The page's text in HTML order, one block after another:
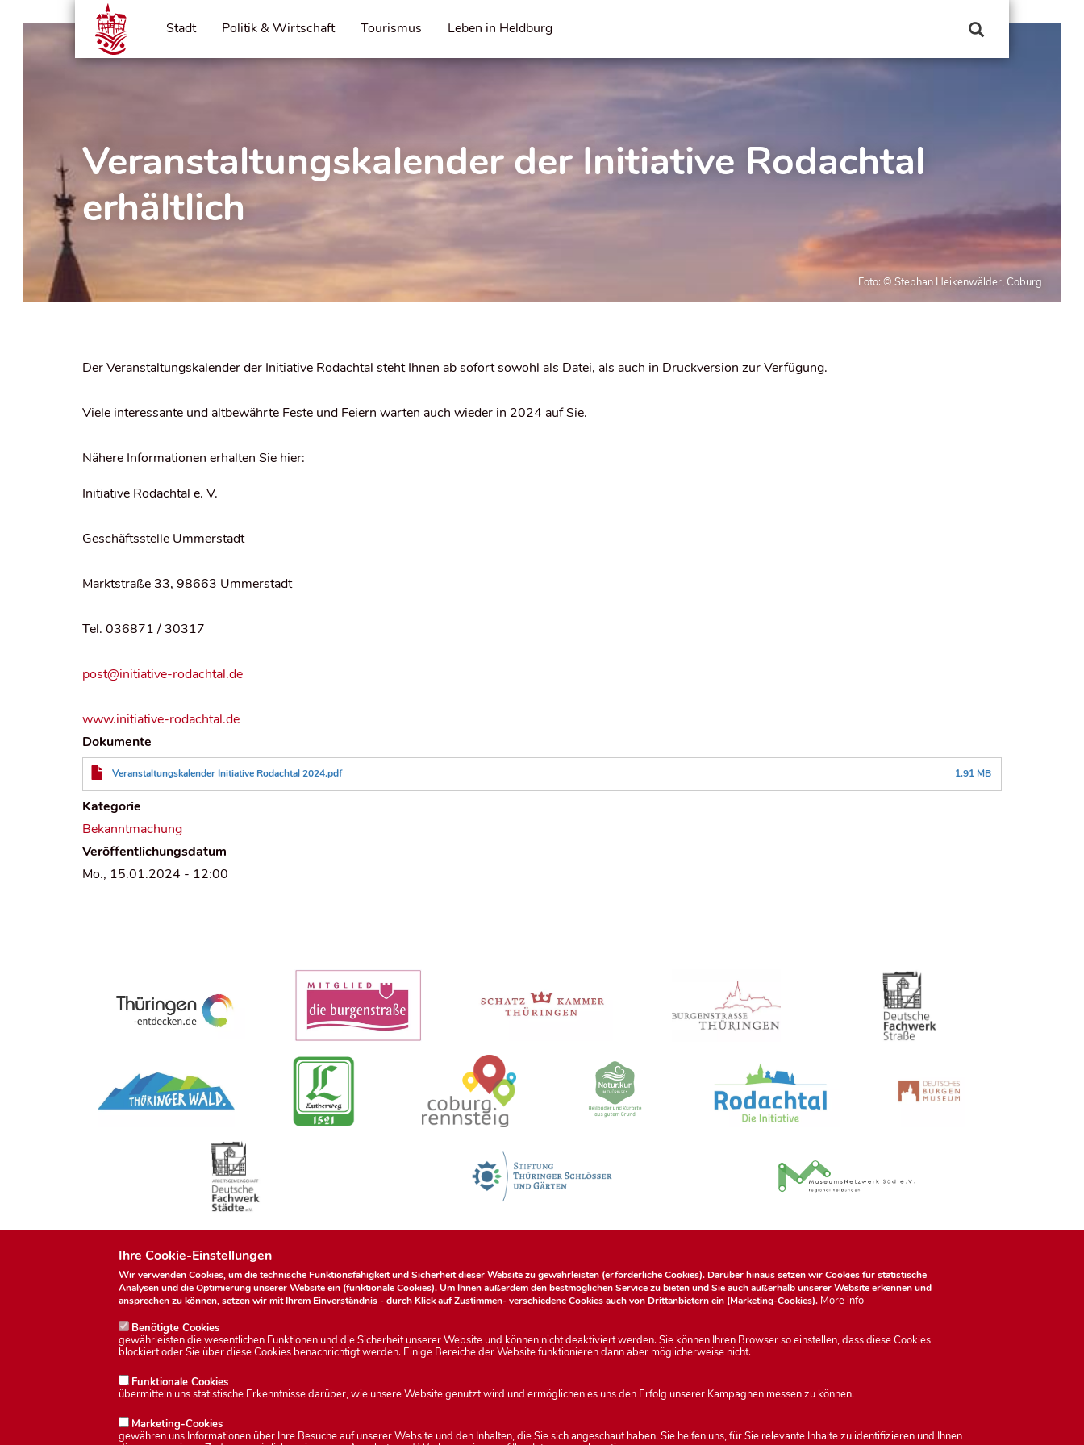
Stadt Politik & Wirtschaft Tourismus Leben in Heldburg
Veranstaltungskalender der Initiative Rodachtal
erhältlich
Der Veranstaltungskalender der Initiative Rodachtal steht Ihnen ab sofort sowohl als Datei, als auch in Druckversion zur Verfügung.
Viele interessante und altbewährte Feste und Feiern warten auch wieder in 2024 auf Sie.
Nähere Informationen erhalten Sie hier:
Initiative Rodachtal e. V.
Geschäftsstelle Ummerstadt
Marktstraße 33, 98663 Ummerstadt
Tel. 036871 / 30317
post@initiative-rodachtal.de
www.initiative-rodachtal.de
Dokumente
Veranstaltungskalender Initiative Rodachtal 2024.pdf 1.91 MB
Kategorie
Bekanntmachung
Veröffentlichungsdatum
Mo., 15.01.2024 - 12:00
Datenschutzerklärung
Ihre Cookie-Einstellungen
Wir verwenden Cookies, um die technische Funktionsfähigkeit und Sicherheit dieser Website zu gewährleisten (erforderliche Cookies). Darüber hinaus setzen wir Cookies für statistische
Analysen und die Optimierung unserer Website ein (funktionale Cookies). Um Ihnen außerdem den bestmöglichen Service zu bieten und Sie auch außerhalb unserer Website erkennen und
ansprechen zu können, setzen wir mit Ihrem Einverständnis - durch Klick aufZustimmen- verschiedene Cookies auch von Drittanbietern ein (Marketing-Cookies). More info
Benötigte Cookies
gewährleisten die wesentlichen Funktionen und die Sicherheit unserer Website und können nicht deaktiviert werden. Sie können Ihren Browser so einstellen, dass diese Cookies
blockiert oder Sie über diese Cookies benachrichtigt werden. Einige Bereiche der Website funktionieren dann aber möglicherweise nicht.
Funktionale Cookies
übermitteln uns statistische Erkenntnisse darüber, wie unsere Website genutzt wird und ermöglichen es uns den Erfolg unserer Kampagnen messen zu können.
Marketing-Cookies
gewähren uns Informationen über Ihre Besuche auf unserer Website und den Inhalten, die Sie sich angeschaut haben. Sie helfen uns, für Sie relevante Inhalte zu identifizieren und Ihnen